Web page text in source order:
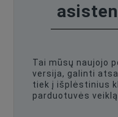
Tai mūsų naujojo
versija, galinti
tiek į išplėstinius
parduotuvės veiklą.